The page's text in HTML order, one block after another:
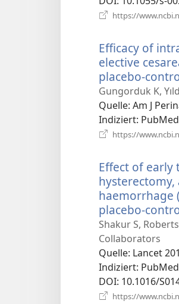
https://
Efficacy of
elective
placebo-
Gungorduk K,
Quelle‎: Am J
Indiziert‎:
https://
Effect of
haemorrhage
placebo-
Shakur S,
Collaborators
Quelle‎: Lancet
Indiziert‎:
DOI‎: 10.1016/
https://